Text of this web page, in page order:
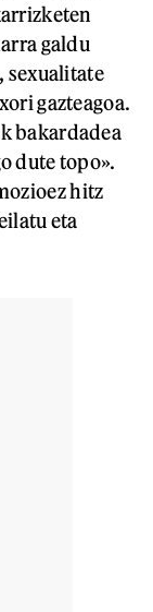
galdu
sexualitate
gazteagoa.
bakardadea
dute topo».
hitz
eta